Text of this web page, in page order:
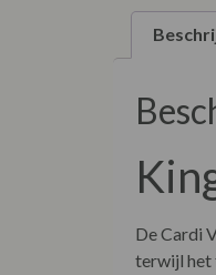
De Cardi
terwijl het